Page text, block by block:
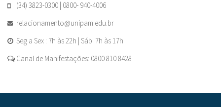
(34) 3823-0300 | 0800- 940-4006
relacionamento@unipam.edu.br
Seg a Sex : 7h às 22h | Sáb: 7h às 17h
Canal de Manifestações: 0800 810 8428